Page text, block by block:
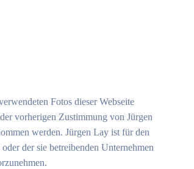
Fotos dieser Webseite
vorherigen Zustimmung von Jürgen
werden. Jürgen Lay ist für den
der sie betreibenden Unternehmen